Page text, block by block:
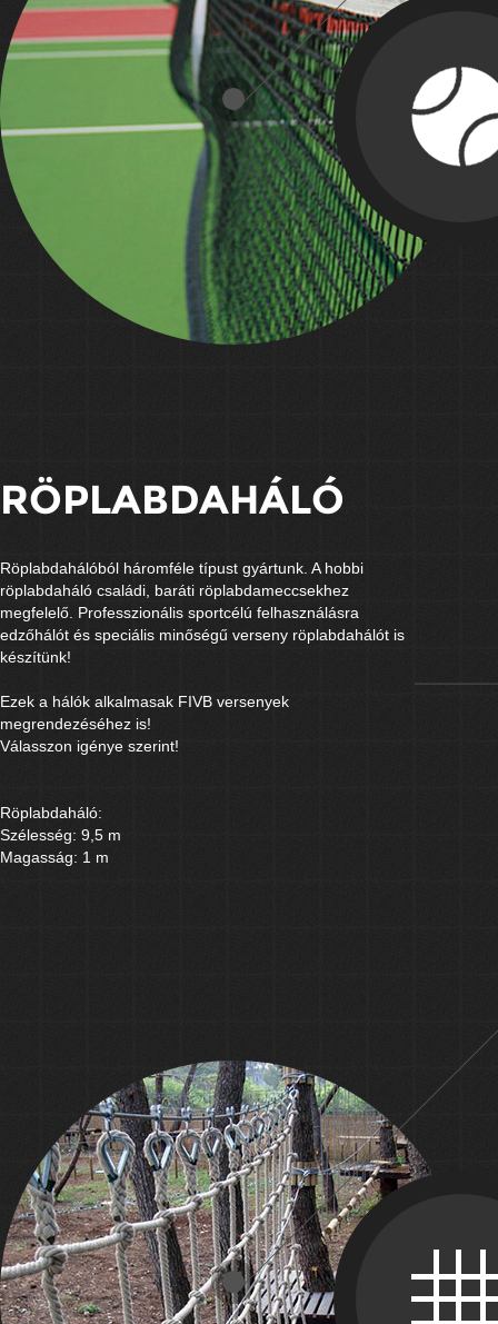
RÖPLABDAHÁLÓ
Röplabdahálóból háromféle típust gyártunk. A hobbi
röplabdaháló családi, baráti röplabdameccsekhez
megfelelő. Professzionális sportcélú felhasználásra
edzőhálót és speciális minőségű verseny röplabdahálót is
készítünk!
Ezek a hálók alkalmasak FIVB versenyek
megrendezéséhez is!
Válasszon igénye szerint!
Röplabdaháló:
Szélesség: 9,5 m
Magasság: 1 m